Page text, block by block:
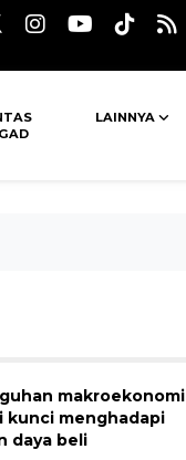
LAINNYA
makroekonomi
kunci menghadapi
daya beli